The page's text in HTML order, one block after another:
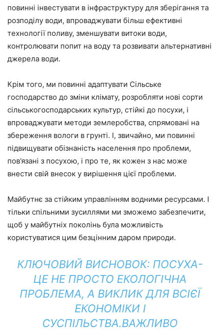
повинні інвестувати в інфраструктуру для зберігання та
розподілу води, впроваджувати більш ефективні
технології поливу, зменшувати витоки води,
контролювати попит на воду та розвивати альтернативні
джерела води.
Крім того, ми повинні адаптувати Сільське
господарство до зміни клімату, розробляти нові сорти
сільськогосподарських культур, стійкі до посухи, і
впроваджувати методи землеробства, спрямовані на
збереження вологи в грунті. І, звичайно, ми повинні
підвищувати обізнаність населення про проблеми,
пов’язані з посухою, і про те, як кожен з нас може
внести свій внесок у вирішення цієї проблеми.
Майбутнє за стійким управлінням водними ресурсами. І
тільки спільними зусиллями ми зможемо забезпечити,
щоб у майбутніх поколінь була можливість
користуватися цим безцінним даром природи.
КЛЮЧОВИЙ ВИСНОВОК: ПОСУХА-
ЦЕ НЕ ПРОСТО ЕКОЛОГІЧНА
ПРОБЛЕМА, А ВИКЛИК ДЛЯ ВСІЄЇ
ЕКОНОМІКИ І
СУСПІЛЬСТВА.ВАЖЛИВО